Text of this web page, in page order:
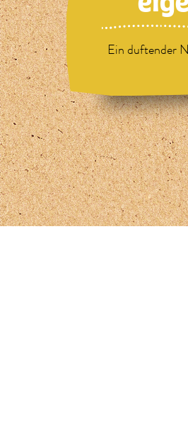
Ein duftender